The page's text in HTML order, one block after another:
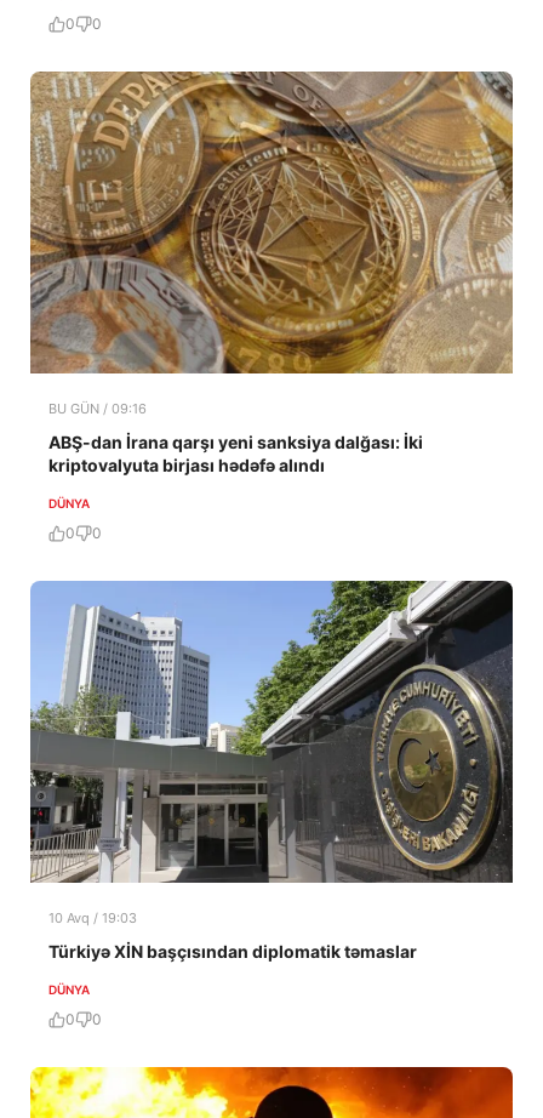
0 0
BU GÜN / 09:16
ABŞ-dan İrana qarşı yeni sanksiya dalğası: İki
kriptovalyuta birjası hədəfə alındı
DÜNYA
0 0
10 Avq / 19:03
Türkiyə XİN başçısından diplomatik təmaslar
DÜNYA
0 0